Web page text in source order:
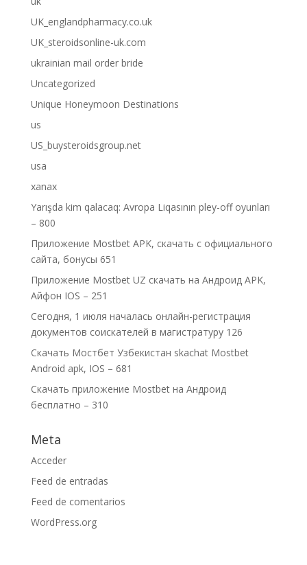
UK_englandpharmacy.co.uk
UK_steroidsonline-uk.com
ukrainian mail order bride
Uncategorized
Unique Honeymoon Destinations
us
US_buysteroidsgroup.net
usa
xanax
Yarışda kim qalacaq: Avropa Liqasının pley-off oyunları
– 800
Приложение Mostbet APK, скачать с официального
сайта, бонусы 651
Приложение Mostbet UZ скачать на Андроид APK,
Айфон IOS – 251
Сегодня, 1 июля началась онлайн-регистрация
документов соискателей в магистратуру 126
Скачать Мостбет Узбекистан skachat Mostbet
Android apk, IOS – 681
Скачать приложение Mostbet на Андроид
бесплатно – 310
Meta
Acceder
Feed de entradas
Feed de comentarios
WordPress.org